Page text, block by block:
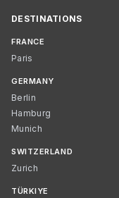
DESTINATIONS
FRANCE
Paris
GERMANY
Berlin
Hamburg
Munich
SWITZERLAND
Zurich
TÜRKIYE